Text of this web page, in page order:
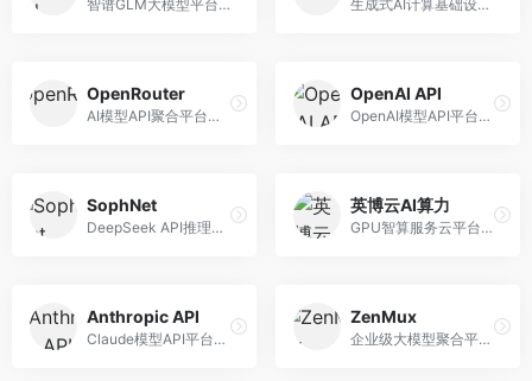
智谱GLM大模型平台，提供API调用与模型服务。面向开发者和企业用户，提供GLM系列模型API、微调服务、应用开发工具等，开源生态完善。 生成式AI计算基础设施平台，专注于模型推理服务。面向开发者和企业，提供多模型API、高性能推理、成本优化等服务，推理性价比高。
OpenRouter
AI模型API聚合平台，整合多种主流大模型。面向开发者，提供统一API接口、模型对比、成本优化等服务，模型选择灵活。
OpenAI API
OpenAI模型API平台，提供GPT系列模型服务。面向开发者，提供模型API、微调服务、Assistants API等，是AI开发领域的基础设施。
SophNet
DeepSeek API推理平台，专注于DeepSeek模型服务。面向开发者，提供DeepSeek模型API、高性能推理、低成本服务，推理效率高。
英博云AI算力
GPU智算服务云平台，专注于AI算力租赁。面向AI研究者和企业，提供GPU租赁、模型训练、推理服务等，算力资源丰富。
Anthropic API
Claude模型API平台，专注于安全可靠的AI服务。面向开发者，提供Claude系列模型API、安全特性、企业级服务等，API质量高。
ZenMux
企业级大模型聚合平台，专注于企业AI服务。面向企业用户，提供多模型管理、安全合规、成本优化等服务，企业级功能完善。